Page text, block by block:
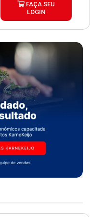
FAÇA SEU
LOGIN